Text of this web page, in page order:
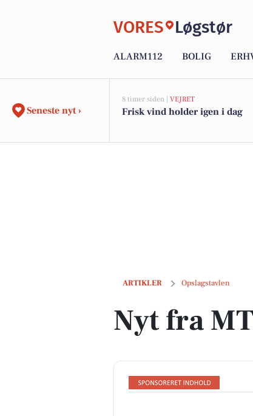
VORES Løgstør
ALARM112 BOLIG
Seneste nyt ›
8 timer siden | VEJRET
Frisk vind holder igen i dag
ARTIKLER Opslagstavlen
Nyt fra MTH Biler
Nyt fra